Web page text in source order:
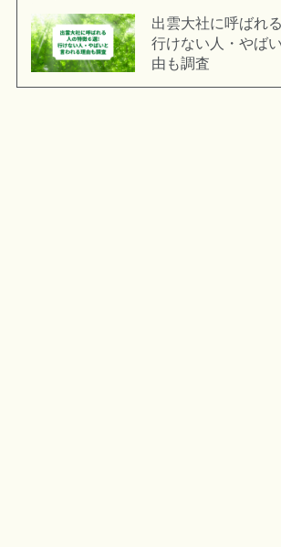
出雲大社に呼ばれ
行けない人・やば
由も調査